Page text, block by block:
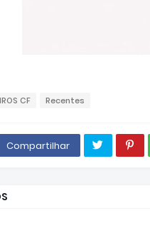
CF Recentes
Compartilhar